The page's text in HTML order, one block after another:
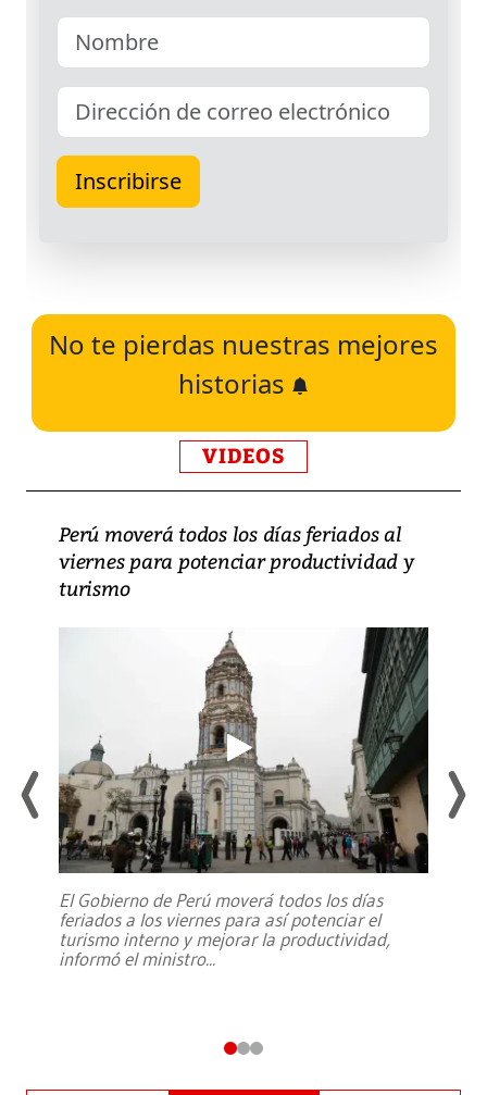
No te pierdas nuestras mejores
historias
VIDEOS
Perú moverá todos los días feriados al
viernes para potenciar productividad y
turismo
El Gobierno de Perú moverá todos los días
feriados a los viernes para así potenciar el
turismo interno y mejorar la productividad,
informó el ministro...